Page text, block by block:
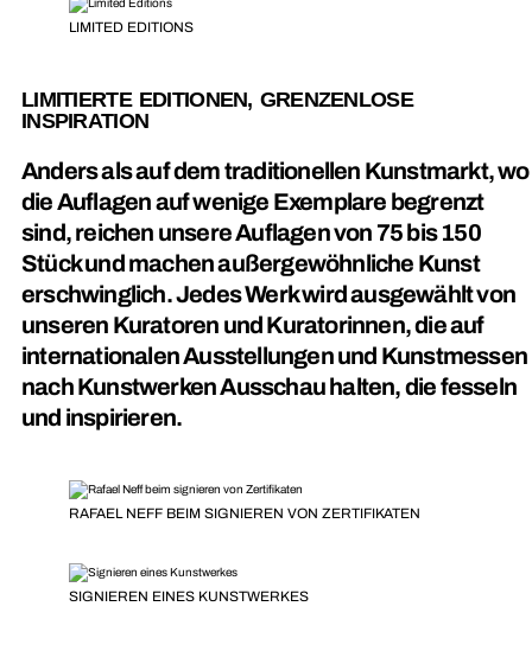
LIMITED EDITIONS
LIMITIERTE EDITIONEN, GRENZENLOSE
INSPIRATION
Anders als auf dem traditionellen Kunstmarkt, wo
die Auflagen auf wenige Exemplare begrenzt
sind, reichen unsere Auflagen von 75 bis 150
Stück und machen außergewöhnliche Kunst
erschwinglich. Jedes Werk wird ausgewählt von
unseren Kuratoren und Kuratorinnen, die auf
internationalen Ausstellungen und Kunstmessen
nach Kunstwerken Ausschau halten, die fesseln
und inspirieren.
RAFAEL NEFF BEIM SIGNIEREN VON ZERTIFIKATEN
SIGNIEREN EINES KUNSTWERKES